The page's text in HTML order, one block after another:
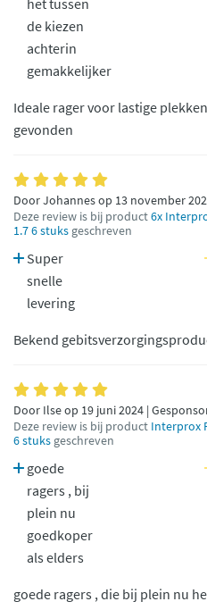
het tussen
de kiezen
achterin
gemakkelijker
Ideale rager voor lastige
gevonden
Door Johannes op 13 november
Deze review is bij product6x
1.7 6 stuks geschreven
Super
snelle
levering
Bekend
Door Ilse op 19 juni 2024 |
Deze review is bij product Interprox
6 stuks geschreven
goede
ragers , bij
plein nu
goedkoper
als elders
goede ragers , die bij plein nu